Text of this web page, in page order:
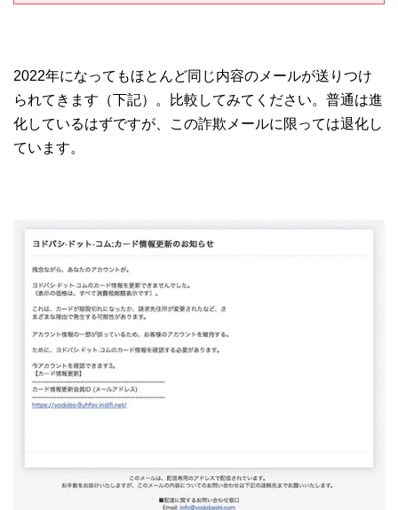
2022年になってもほとんど同じ内容のメールが送りつけ
られてきます（下記）。比較してみてください。普通は進
化しているはずですが、この詐欺メールに限っては退化し
ています。